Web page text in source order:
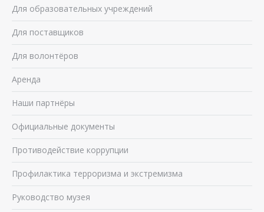
Для образовательных учреждений
Для поставщиков
Для волонтёров
Аренда
Наши партнёры
Официальные документы
Противодействие коррупции
Профилактика терроризма и экстремизма
Руководство музея